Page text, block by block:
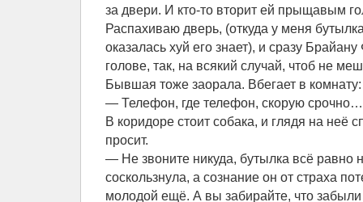
за двери. И кто-то вторит ей прыщавым
Распахиваю дверь, (откуда у меня
оказалась хуй его знает), и сразу
голове, так, на всякий случай, чтоб не
Бывшая тоже заорала. Вбегает в комнату:
— Телефон, где телефон, скорую
В коридоре стоит собака, и глядя на неё
просит.
— Не звоните никуда, бутылка всё равно
соскользнула, а сознание он от страха
молодой ещё. А вы забирайте, что